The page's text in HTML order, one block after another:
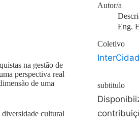
na gestão de
perspectiva real
de uma
cultural
Autor/a
Eng.
Coletivo
subtitulo